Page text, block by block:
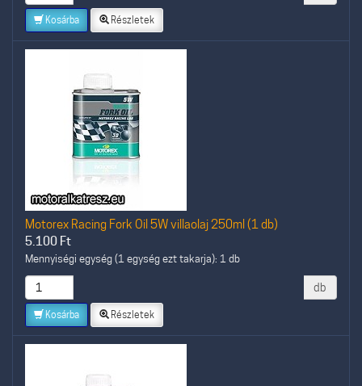
Kosárba Részletek
Motorex Racing Fork Oil 5W villaolaj 250ml (1 db)
5.100 Ft
Mennyiségi egység (1 egység ezt takarja): 1 db
db
Kosárba Részletek